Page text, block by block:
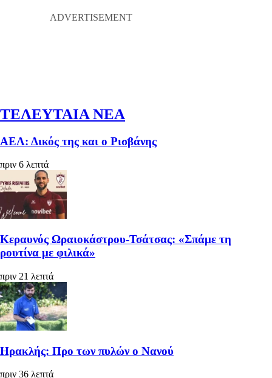
ΤΕΛΕΥΤΑΙΑ ΝΕΑ
ΑΕΛ: Δικός της και ο Ρισβάνης
πριν 6 λεπτά
Κεραυνός Ωραιοκάστρου-Τσάτσας: «Σπάμε τη
ρουτίνα με φιλικά»
πριν 21 λεπτά
Ηρακλής: Προ των πυλών ο Νανού
πριν 36 λεπτά